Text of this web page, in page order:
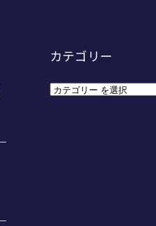
カテゴリー
カ